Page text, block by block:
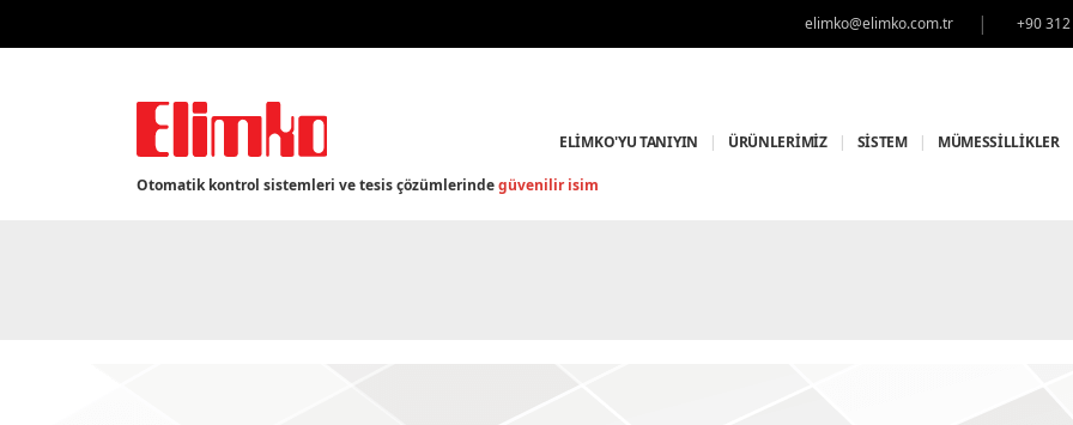
elimko@elimko.com.tr | +90
ELİMKO'YU TANIYIN | ÜRÜNLERİMİZ | SİSTEM | MÜMESSİLLİKLER
Otomatik kontrol sistemleri ve tesis çözümlerindegüvenilir isim